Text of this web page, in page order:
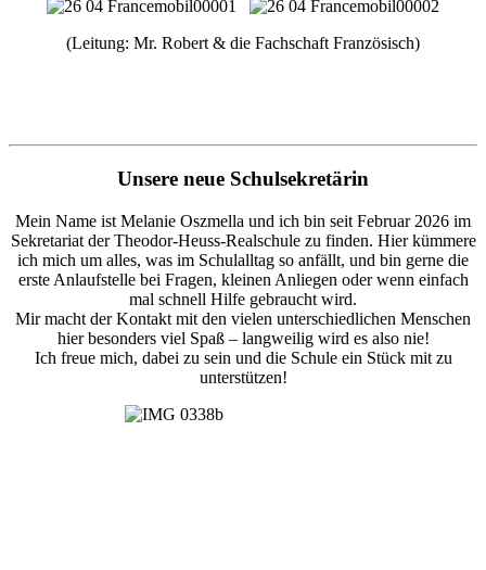
(Leitung: Mr. Robert & die Fachschaft Französisch)
Unsere neue Schulsekretärin
Mein Name ist Melanie Oszmella und ich bin seit Februar 2026 im
Sekretariat der Theodor-Heuss-Realschule zu finden. Hier kümmere
ich mich um alles, was im Schulalltag so anfällt, und bin gerne die
erste Anlaufstelle bei Fragen, kleinen Anliegen oder wenn einfach
mal schnell Hilfe gebraucht wird.
Mir macht der Kontakt mit den vielen unterschiedlichen Menschen
hier besonders viel Spaß – langweilig wird es also nie!
Ich freue mich, dabei zu sein und die Schule ein Stück mit zu
unterstützen!